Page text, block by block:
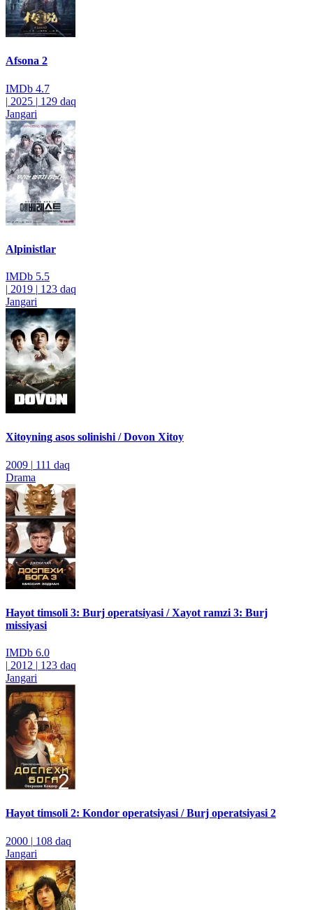
Afsona 2
IMDb 4.7
| 2025 | 129 daq
Jangari
Alpinistlar
IMDb 5.5
| 2019 | 123 daq
Jangari
Xitoyning asos solinishi / Dovon Xitoy
2009 | 111 daq
Drama
Hayot timsoli 3: Burj operatsiyasi / Xayot ramzi 3: Burj
missiyasi
IMDb 6.0
| 2012 | 123 daq
Jangari
Hayot timsoli 2: Kondor operatsiyasi / Burj operatsiyasi 2
2000 | 108 daq
Jangari